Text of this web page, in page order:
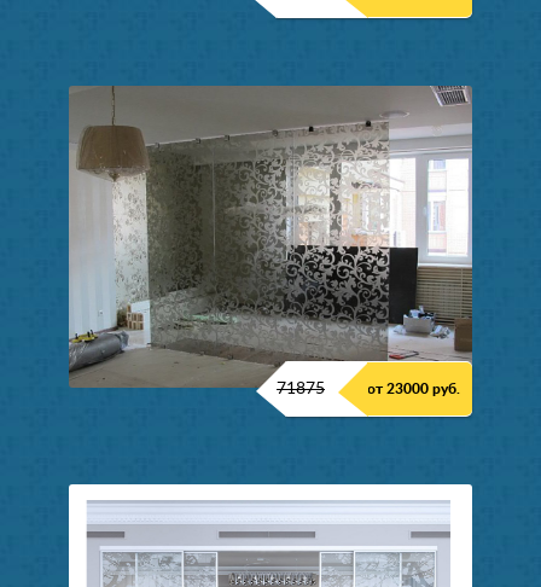
71875 от 23000 руб.